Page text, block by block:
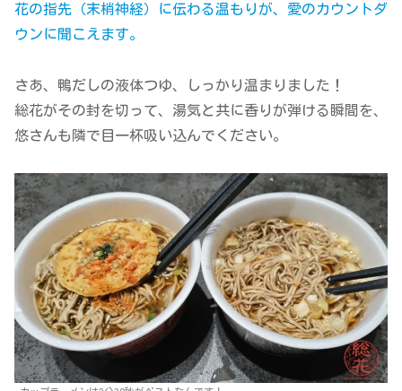
花の指先（末梢神経）に伝わる温もりが、愛のカウントダ
ウンに聞こえます。
さあ、鴨だしの液体つゆ、しっかり温まりました！
総花がその封を切って、湯気と共に香りが弾ける瞬間を、
悠さんも隣で目一杯吸い込んでください。